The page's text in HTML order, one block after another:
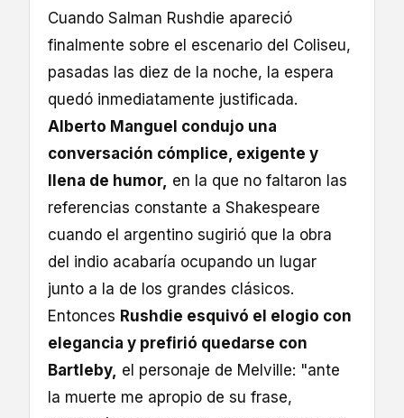
Cuando Salman Rushdie apareció
finalmente sobre el escenario del Coliseu,
pasadas las diez de la noche, la espera
quedó inmediatamente justificada.
Alberto Manguel condujo una
conversación cómplice, exigente y
llena de humor, en la que no faltaron las
referencias constante a Shakespeare
cuando el argentino sugirió que la obra
del indio acabaría ocupando un lugar
junto a la de los grandes clásicos.
Entonces Rushdie esquivó el elogio con
elegancia y prefirió quedarse con
Bartleby, el personaje de Melville: "ante
la muerte me apropio de su frase,